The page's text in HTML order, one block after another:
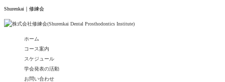
Shurenkai｜修練会
ホーム
コース案内
スケジュール
学会発表の活動
お問い合わせ